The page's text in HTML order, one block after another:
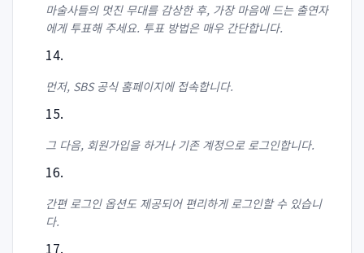
마술사들의 멋진 무대를 감상한 후, 가장 마음에 드는 출연자
에게 투표해 주세요. 투표 방법은 매우 간단합니다.
먼저, SBS 공식 홈페이지에 접속합니다.
그 다음, 회원가입을 하거나 기존 계정으로 로그인합니다.
간편 로그인 옵션도 제공되어 편리하게 로그인할 수 있습니
다.